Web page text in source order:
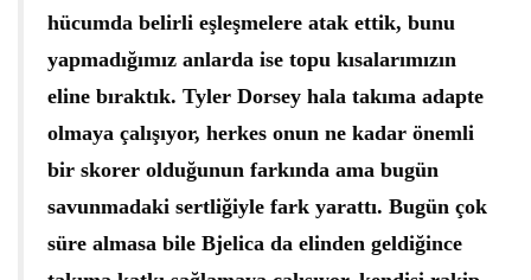
hücumda belirli eşleşmelere atak ettik, bunu
yapmadığımız anlarda ise topu kısalarımızın
eline bıraktık. Tyler Dorsey hala takıma adapte
olmaya çalışıyor, herkes onun ne kadar önemli
bir skorer olduğunun farkında ama bugün
savunmadaki sertliğiyle fark yarattı. Bugün çok
süre almasa bile Bjelica da elinden geldiğince